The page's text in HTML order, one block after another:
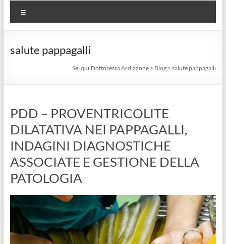
salute pappagalli
Sei qui:Dottoressa Ardizzone > Blog >salute pappagalli
PDD – PROVENTRICOLITE
DILATATIVA NEI PAPPAGALLI,
INDAGINI DIAGNOSTICHE
ASSOCIATE E GESTIONE DELLA
PATOLOGIA